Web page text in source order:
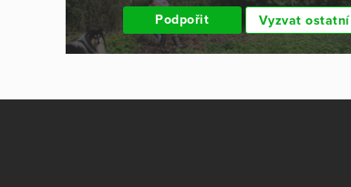
Podpořit Vyzvat ostatní